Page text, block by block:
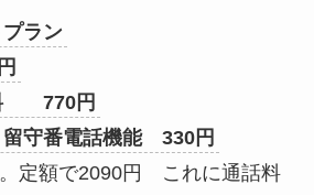
ラン
770円
守番電話機能 330円
定額で2090円 これに通話料